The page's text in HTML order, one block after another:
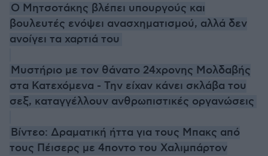
Ο Μητσοτάκης βλέπει υπουργούς και
βουλευτές ενόψει ανασχηματισμού, αλλά δεν
ανοίγει τα χαρτιά του
Μυστήριο με τον θάνατο 24χρονης Μολδαβής
στα Κατεχόμενα - Την είχαν κάνει σκλάβα του
σεξ, καταγγέλλουν ανθρωπιστικές οργανώσεις
Βίντεο: Δραματική ήττα για τους Μπακς από
τους Πέισερς με 4ποντο του Χαλιμπάρτον